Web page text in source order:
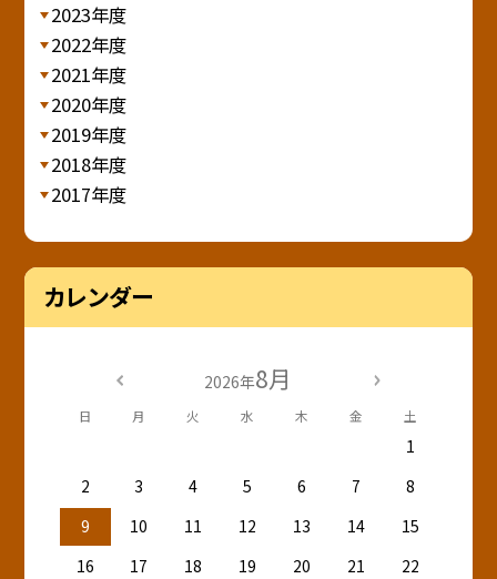
2023年度
2022年度
2021年度
2020年度
2019年度
2018年度
2017年度
カレンダー
2026年8月
日 月 火 水 木 金 土
1
2
3 4 5 6 7
8
9
10 11 12 13 14
15
16
17 18 19 20 21
22